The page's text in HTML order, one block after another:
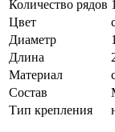
Количество рядов 1
Цвет
Диаметр
Длина
Материал
Состав
Тип крепления